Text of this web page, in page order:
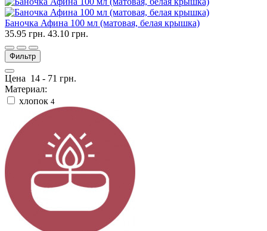
Баночка Афина 100 мл (матовая, белая крышка)
35.95 грн. 43.10 грн.
Фильтр
Цена 14 - 71 грн.
Материал:
хлопок 4